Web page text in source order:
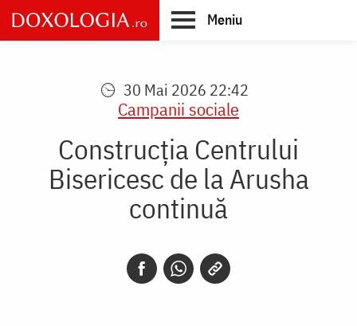
Skip
to
main
Meniu
30 Mai 2026 22:42
Campanii sociale
Construcția Centrului
Bisericesc de la Arusha
continuă